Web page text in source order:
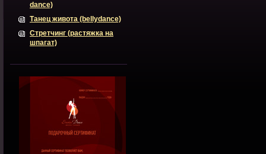
dance)
Танец живота (bellydance)
Стретчинг (растяжка на
шпагат)